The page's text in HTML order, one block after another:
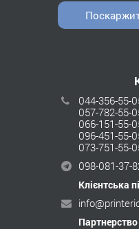
044-356-55-
057-782-55-
066-151-55-
096-451-55-
073-751-55-
098-081-37-
Клієнтська
Партнерство